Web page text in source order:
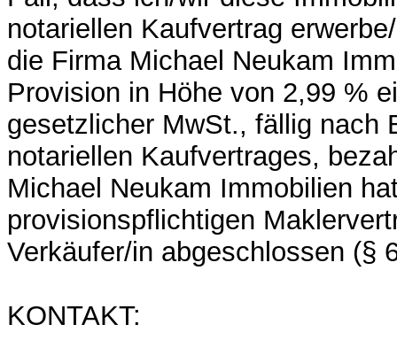
notariellen Kaufvertrag
die Firma Michael Neukam
Provision in Höhe von 2,99 %
gesetzlicher MwSt., fällig nach
notariellen Kaufvertrages,
Michael Neukam Immobilien
provisionspflichtigen
Verkäufer/in abgeschlossen (§
KONTAKT: